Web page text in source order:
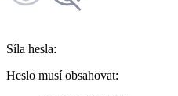
Síla hesla:
Heslo musí obsahovat: